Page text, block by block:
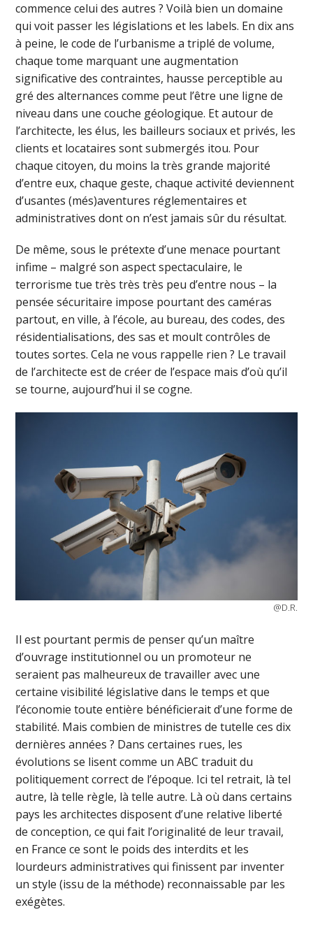
commence celui des autres ? Voilà bien un domaine
qui voit passer les législations et les labels. En dix ans
à peine, le code de l’urbanisme a triplé de volume,
chaque tome marquant une augmentation
significative des contraintes, hausse perceptible au
gré des alternances comme peut l’être une ligne de
niveau dans une couche géologique. Et autour de
l’architecte, les élus, les bailleurs sociaux et privés, les
clients et locataires sont submergés itou. Pour
chaque citoyen, du moins la très grande majorité
d’entre eux, chaque geste, chaque activité deviennent
d’usantes (més)aventures réglementaires et
administratives dont on n’est jamais sûr du résultat.
De même, sous le prétexte d’une menace pourtant
infime – malgré son aspect spectaculaire, le
terrorisme tue très très très peu d’entre nous – la
pensée sécuritaire impose pourtant des caméras
partout, en ville, à l’école, au bureau, des codes, des
résidentialisations, des sas et moult contrôles de
toutes sortes. Cela ne vous rappelle rien ? Le travail
de l’architecte est de créer de l’espace mais d’où qu’il
se tourne, aujourd’hui il se cogne.
@D.R.
Il est pourtant permis de penser qu’un maître
d’ouvrage institutionnel ou un promoteur ne
seraient pas malheureux de travailler avec une
certaine visibilité législative dans le temps et que
l’économie toute entière bénéficierait d’une forme de
stabilité. Mais combien de ministres de tutelle ces dix
dernières années ? Dans certaines rues, les
évolutions se lisent comme un ABC traduit du
politiquement correct de l’époque. Ici tel retrait, là tel
autre, là telle règle, là telle autre. Là où dans certains
pays les architectes disposent d’une relative liberté
de conception, ce qui fait l’originalité de leur travail,
en France ce sont le poids des interdits et les
lourdeurs administratives qui finissent par inventer
un style (issu de la méthode) reconnaissable par les
exégètes.